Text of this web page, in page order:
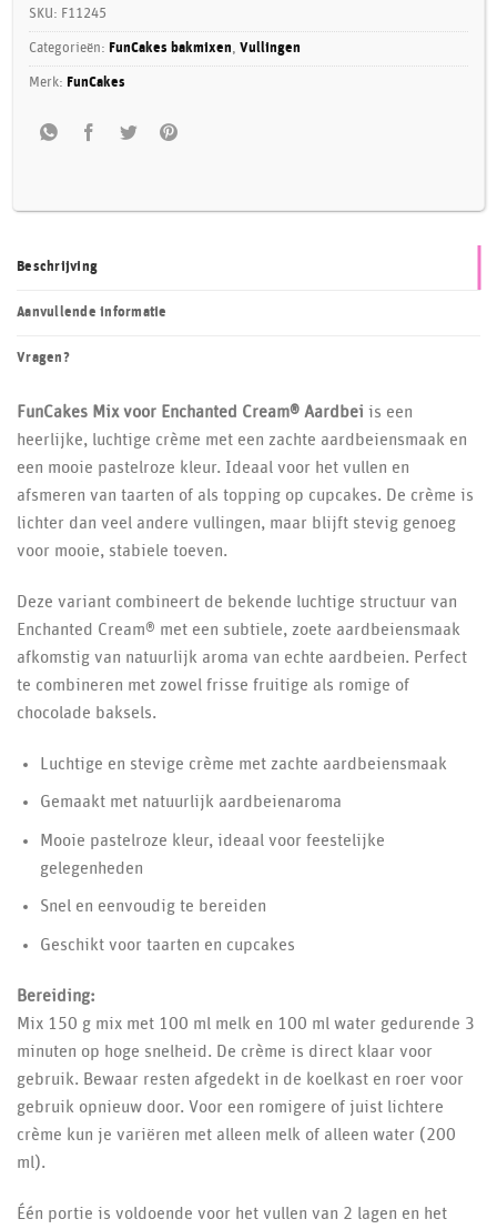
SKU: F11245
Categorieën: FunCakes bakmixen,Vullingen
Merk: FunCakes
Beschrijving
Aanvullende informatie
Vragen?
FunCakes Mix voor Enchanted Cream® Aardbei is een
heerlijke, luchtige crème met een zachte aardbeiensmaak en
een mooie pastelroze kleur. Ideaal voor het vullen en
afsmeren van taarten of als topping op cupcakes. De crème is
lichter dan veel andere vullingen, maar blijft stevig genoeg
voor mooie, stabiele toeven.
Deze variant combineert de bekende luchtige structuur van
Enchanted Cream® met een subtiele, zoete aardbeiensmaak
afkomstig van natuurlijk aroma van echte aardbeien. Perfect
te combineren met zowel frisse fruitige als romige of
chocolade baksels.
Luchtige en stevige crème met zachte aardbeiensmaak
Gemaakt met natuurlijk aardbeienaroma
Mooie pastelroze kleur, ideaal voor feestelijke
gelegenheden
Snel en eenvoudig te bereiden
Geschikt voor taarten en cupcakes
Bereiding:
Mix 150 g mix met 100 ml melk en 100 ml water gedurende 3
minuten op hoge snelheid. De crème is direct klaar voor
gebruik. Bewaar resten afgedekt in de koelkast en roer voor
gebruik opnieuw door. Voor een romigere of juist lichtere
crème kun je variëren met alleen melk of alleen water (200
ml).
Één portie is voldoende voor het vullen van 2 lagen en het